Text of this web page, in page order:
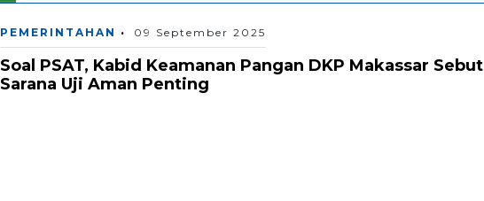
PEMERINTAHAN 09 September 2025
Soal PSAT, Kabid Keamanan Pangan DKP Makassar Sebut
Sarana Uji Aman Penting